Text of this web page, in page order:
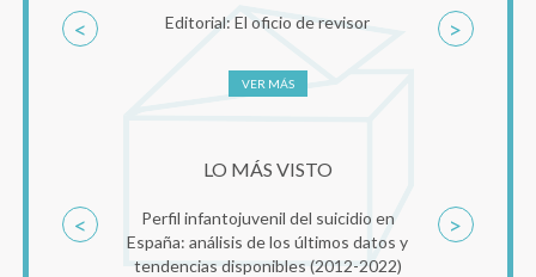
Editorial: El oficio de revisor
VER MÁS
< >
LO MÁS VISTO
Perfil infantojuvenil del suicidio en
España: análisis de los últimos datos y
tendencias disponibles (2012-2022)
< >